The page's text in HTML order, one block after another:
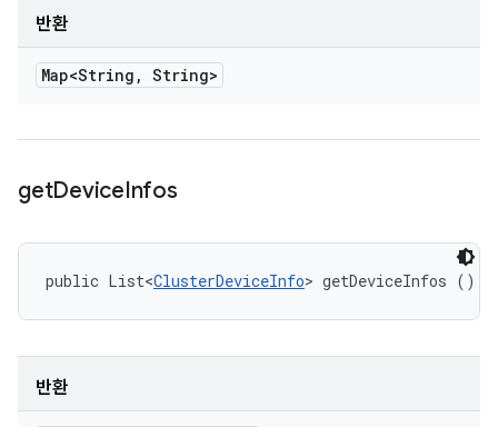
반환
Map<String , String>
getDeviceInfos
public List<ClusterDeviceInfo> getDeviceInfos ()
반환